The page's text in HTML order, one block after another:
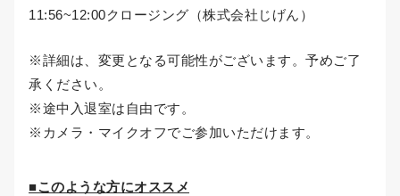
11:56~12:00クロージング（株式会社じげん）
※詳細は、変更となる可能性がございます。予めご了
承ください。
※途中入退室は自由です。
※カメラ・マイクオフでご参加いただけます。
■このような方にオススメ